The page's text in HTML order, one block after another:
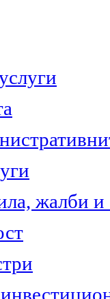
жалби и